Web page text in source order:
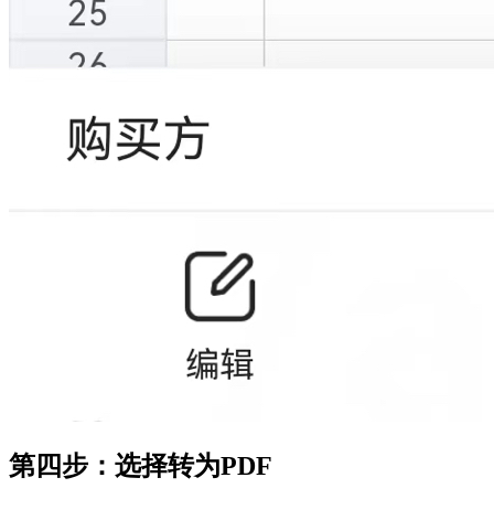
第四步：选择转为PDF